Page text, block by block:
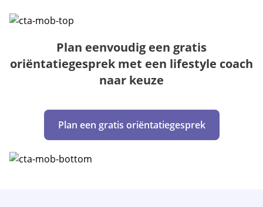
Plan eenvoudig een gratis
oriëntatiegesprek met een lifestyle coach
naar keuze
Plan een gratis oriëntatiegesprek